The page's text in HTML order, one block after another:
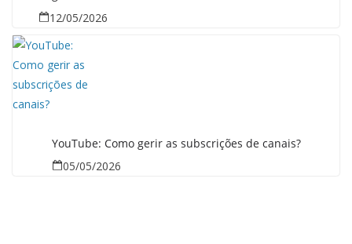
12/05/2026
YouTube: Como gerir as subscrições de canais?
05/05/2026